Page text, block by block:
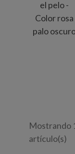
Mostrando
artículo(s)